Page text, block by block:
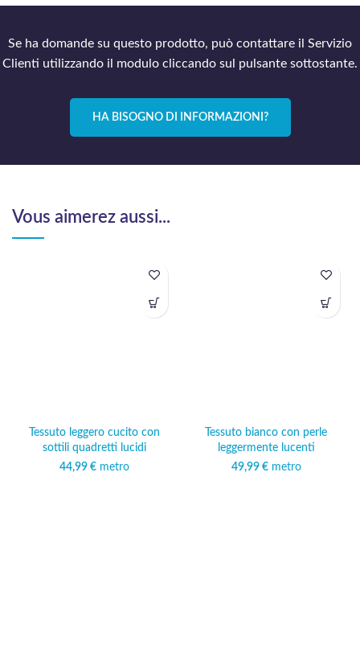
Se ha domande su questo prodotto, può contattare il Servizio
Clienti utilizzando il modulo cliccando sul pulsante sottostante.
HA BISOGNO DI INFORMAZIONI?
Vous aimerez aussi...
Tessuto leggero cucito con
sottili quadretti lucidi
44,99 €metro
Tessuto bianco con perle
leggermente lucenti
49,99 €metro